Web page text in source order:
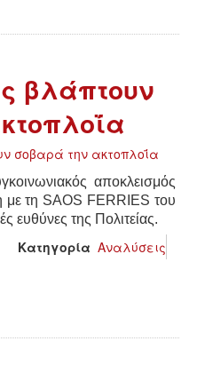
ΚΊΝΗΜΑ
βλάπτουν
αποκλεισμός
τη SAOS FERRIES του
ευθύνες της Πολιτείας.
Κατηγορία Αναλύσεις